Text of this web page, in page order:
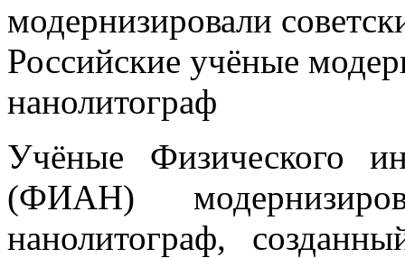
модернизировали
Российские учёные
нанолитограф
Учёные Физического
(ФИАН)
нанолитограф,